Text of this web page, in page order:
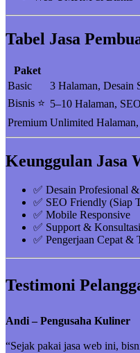
Tabel Jasa
Paket
Basic
3 Halaman, Desain
Bisnis ⭐ 5–10 Halaman,
Premium Unlimited
Keunggulan Jasa
✅ Desain Profesional
✅ SEO Friendly (Siap
✅ Mobile Responsive
✅ Support &
✅ Pengerjaan Cepat &
Testimoni
Andi – Pengusaha Kuliner
“Sejak pakai jasa web ini,